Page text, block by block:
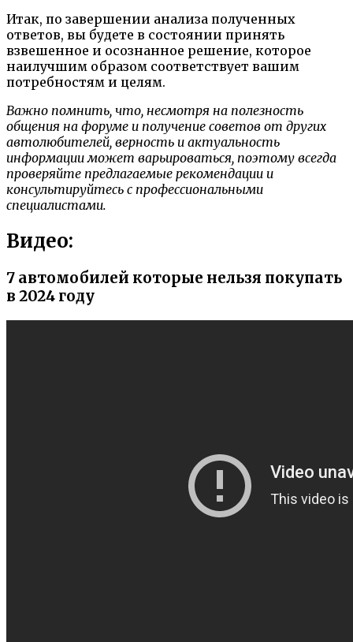
Итак, по завершении анализа полученных
ответов, вы будете в состоянии принять
взвешенное и осознанное решение, которое
наилучшим образом соответствует вашим
потребностям и целям.
Важно помнить, что, несмотря на полезность
общения на форуме и получение советов от других
автолюбителей, верность и актуальность
информации может варьироваться, поэтому всегда
проверяйте предлагаемые рекомендации и
консультируйтесь с профессиональными
специалистами.
Видео:
7 автомобилей которые нельзя покупать
в 2024 году